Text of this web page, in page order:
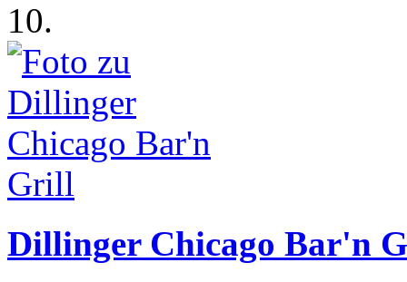
10.
Dillinger Chicago Bar'n